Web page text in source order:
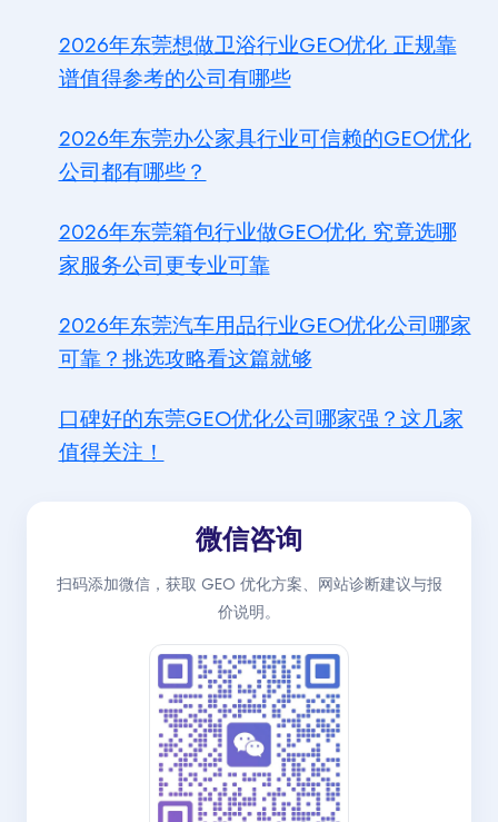
2026年东莞想做卫浴行业GEO优化 正规靠
谱值得参考的公司有哪些
2026年东莞办公家具行业可信赖的GEO优化
公司都有哪些？
2026年东莞箱包行业做GEO优化 究竟选哪
家服务公司更专业可靠
2026年东莞汽车用品行业GEO优化公司哪家
可靠？挑选攻略看这篇就够
口碑好的东莞GEO优化公司哪家强？这几家
值得关注！
微信咨询
扫码添加微信，获取 GEO 优化方案、网站诊断建议与报
价说明。